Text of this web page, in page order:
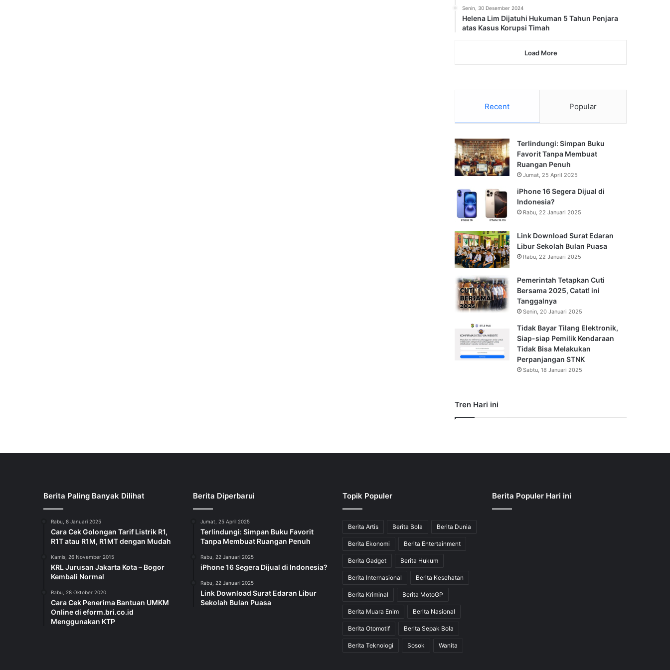
Senin, 30 Desember 2024
Helena Lim Dijatuhi Hukuman 5 Tahun Penjara
atas Kasus Korupsi Timah
Load More
Recent Popular
Terlindungi: Simpan Buku
Favorit Tanpa Membuat
Ruangan Penuh
Jumat, 25 April 2025
iPhone 16 Segera Dijual di
Indonesia?
Rabu, 22 Januari 2025
Link Download Surat Edaran
Libur Sekolah Bulan Puasa
Rabu, 22 Januari 2025
Pemerintah Tetapkan Cuti
Bersama 2025, Catat! ini
Tanggalnya
Senin, 20 Januari 2025
Tidak Bayar Tilang Elektronik,
Siap-siap Pemilik Kendaraan
Tidak Bisa Melakukan
Perpanjangan STNK
Sabtu, 18 Januari 2025
Tren Hari ini
Berita Paling Banyak Dilihat
Rabu, 8 Januari 2025
Cara Cek Golongan Tarif Listrik R1,
R1T atau R1M, R1MT dengan Mudah
Kamis, 26 November 2015
KRL Jurusan Jakarta Kota – Bogor
Kembali Normal
Rabu, 28 Oktober 2020
Cara Cek Penerima Bantuan UMKM
Online di eform.bri.co.id
Menggunakan KTP
Berita Diperbarui
Jumat, 25 April 2025
Terlindungi: Simpan Buku Favorit
Tanpa Membuat Ruangan Penuh
Rabu, 22 Januari 2025
iPhone 16 Segera Dijual di Indonesia?
Rabu, 22 Januari 2025
Link Download Surat Edaran Libur
Sekolah Bulan Puasa
Topik Populer
Berita Artis Berita Bola Berita Dunia
Berita Ekonomi Berita Entertainment
Berita Gadget Berita Hukum
Berita Internasional Berita Kesehatan
Berita Kriminal Berita MotoGP
Berita Muara Enim Berita Nasional
Berita Otomotif Berita Sepak Bola
Berita Teknologi Sosok Wanita
Berita Populer Hari ini